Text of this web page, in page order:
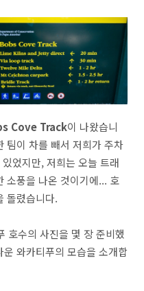
Cove Track이 나왔습니
팀이 차를 빼서 저희가 주차
었지만, 저희는 오늘 트래
소풍을 나온 것이기에... 호
돌렸습니다.
호수의 사진을 몇 장 준비했
와카티푸의 모습을 소개합